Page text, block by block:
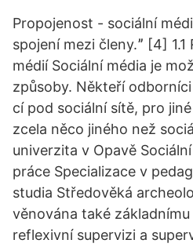
Propojenost - sociální
spojení mezi členy.ˮ [4]
médií Sociální média je
způsoby. Někteří
cí pod sociální sítě, pro
zcela něco jiného než
univerzita v Opavě
práce Specializace v
studia Středověká
věnována také
reflexivní supervizi a